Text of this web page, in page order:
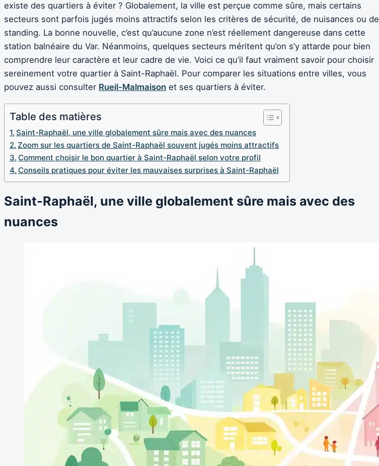
existe des quartiers à éviter ? Globalement, la ville est perçue comme sûre, mais certains
secteurs sont parfois jugés moins attractifs selon les critères de sécurité, de nuisances ou de
standing. La bonne nouvelle, c’est qu’aucune zone n’est réellement dangereuse dans cette
station balnéaire du Var. Néanmoins, quelques secteurs méritent qu’on s’y attarde pour bien
comprendre leur caractère et leur cadre de vie. Voici ce qu’il faut vraiment savoir pour choisir
sereinement votre quartier à Saint-Raphaël. Pour comparer les situations entre villes, vous
pouvez aussi consulter Rueil-Malmaison et ses quartiers à éviter.
Table des matières
Saint-Raphaël, une ville globalement sûre mais avec des nuances
Zoom sur les quartiers de Saint-Raphaël souvent jugés moins attractifs
Comment choisir le bon quartier à Saint-Raphaël selon votre profil
Conseils pratiques pour éviter les mauvaises surprises à Saint-Raphaël
Saint-Raphaël, une ville globalement sûre mais avec des
nuances